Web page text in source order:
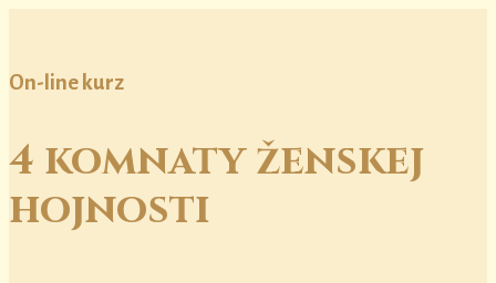
On-line kurz
4 komnaty ženskej
hojnosti